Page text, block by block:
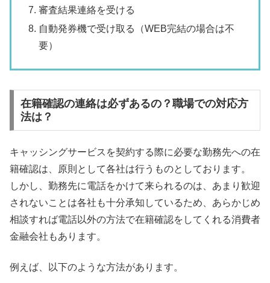
審査結果連絡を受ける
自動発券機で受け取る（WEB完結の場合は不
要）
在籍確認の連絡は必ずあるの？職場での対応方
法は？
キャッシングサービスを契約する際に必要な勤務先への在
籍確認は、原則として各社は行うものとしております。
しかし、勤務先に電話をかけて来られるのは、あまり歓迎
されないことは各社も十分承知しているため、あらかじめ
相談すれば電話以外の方法で在籍確認をしてくれる消費者
金融会社もあります。
例えば、以下のような方法があります。